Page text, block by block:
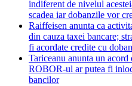
indiferent de nivelul
scadea iar dobanzile vor
Raiffeisen anunta ca
din cauza taxei bancare;
fi acordate credite cu
Tariceanu anunta un
ROBOR-ul ar putea fi
bancilor